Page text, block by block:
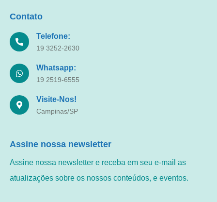
Contato
Telefone:
19 3252-2630
Whatsapp:
19 2519-6555
Visite-Nos!
Campinas/SP
Assine nossa newsletter
Assine nossa newsletter e receba em seu e-mail as
atualizações sobre os nossos conteúdos, e eventos.